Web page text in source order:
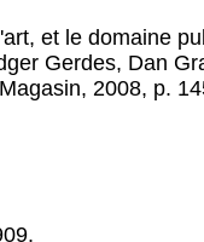
et le domaine
Gerdes, Dan
2008, p.